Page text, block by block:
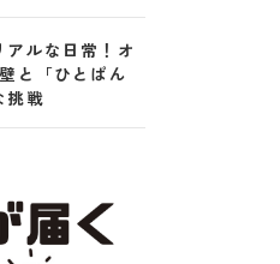
ルな日常！オ
と「ひとぱん
挑戦